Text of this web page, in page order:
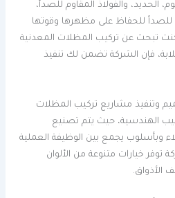
الحديد، والفولاذ المقاوم للصدأ،
للحفاظ على مظهرها وقوتها
تبحث عن تركيب المظلات المعدنية
فإن الشركة تضمن لك تنفيذ
وتنفيذ مشاريع تركيب المظلات
الهندسية، حيث يتم تصنيع
وبأسلوب يجمع بين الوظيفة العملية
توفر خيارات متنوعة من الألوان
الأذواق.